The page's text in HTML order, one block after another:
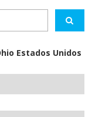
Estados Unidos